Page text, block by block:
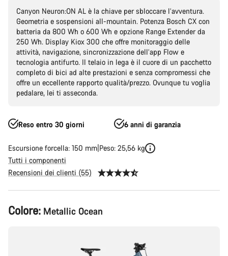
Canyon Neuron:ON AL è la chiave per sbloccare l’avventura.
Geometria e sospensioni all-mountain. Potenza Bosch CX con
batteria da 800 Wh o 600 Wh e opzione Range Extender da
250 Wh. Display Kiox 300 che offre monitoraggio delle
attività, navigazione, sincronizzazione dell’app Flow e
tecnologia antifurto. Il telaio in lega è il cuore di un pacchetto
completo di bici ad alte prestazioni e senza compromessi che
offre un eccellente rapporto qualità/prezzo. Ovunque tu voglia
pedalare, lei ti asseconda.
Reso entro 30 giorni 6 anni di garanzia
Escursione forcella: 150 mm Peso: 25,56 kg
Tutti i componenti
Recensioni dei clienti (55)
Configurazione
del
Colore: Metallic Ocean